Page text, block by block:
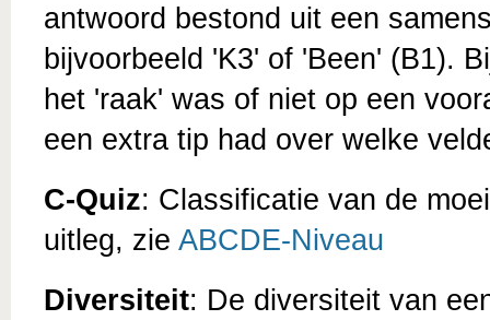
antwoord bestond uit een
bijvoorbeeld 'K3' of 'Been' (B1).
het 'raak' was of niet op een
een extra tip had over welke
C-Quiz: Classificatie van de
uitleg, zie ABCDE-Niveau
Diversiteit: De diversiteit van